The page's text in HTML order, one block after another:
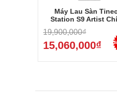
Máy Lau Sàn
Station S9 Artist
Hãng - Dock Tự Đổ
Tự Vệ Sinh, Bảo
Tháng 2026
19,900,000₫
15,060,000₫